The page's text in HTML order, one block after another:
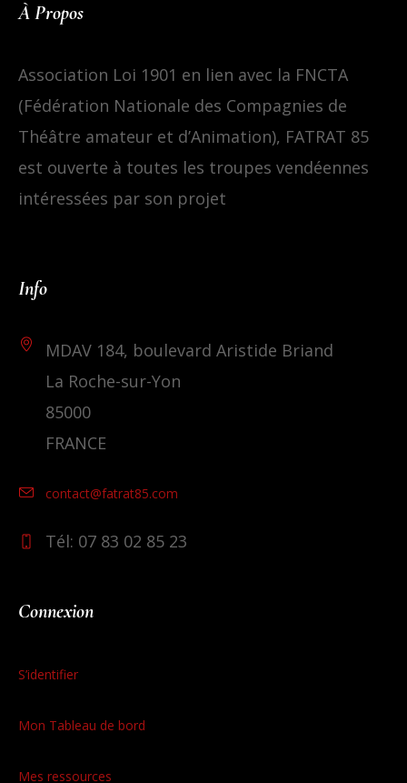
À Propos
Association Loi 1901 en lien avec la FNCTA
(Fédération Nationale des Compagnies de
Théâtre amateur et d’Animation), FATRAT 85
est ouverte à toutes les troupes vendéennes
intéressées par son projet
Info
MDAV 184, boulevard Aristide Briand
La Roche-sur-Yon
85000
FRANCE
contact@fatrat85.com
Tél: 07 83 02 85 23
Connexion
S’identifier
Mon Tableau de bord
Mes ressources